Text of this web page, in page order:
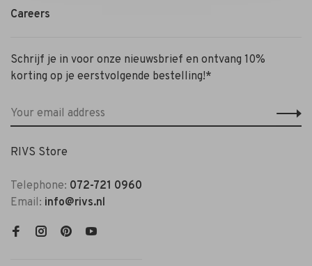
Careers
Schrijf je in voor onze nieuwsbrief en ontvang 10%
korting op je eerstvolgende bestelling!*
RIVS Store
Telephone: 072-721 0960
Email: info@rivs.nl